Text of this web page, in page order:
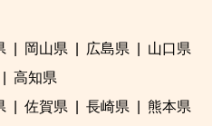
岡山県 広島県
山口県
高知県
佐賀県 長崎県
熊本県